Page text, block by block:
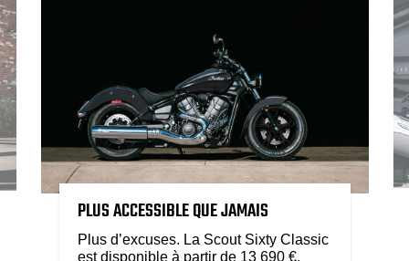
PLUS ACCESSIBLE QUE JAMAIS
Plus d’excuses. La Scout Sixty Classic
est disponible à partir de 13 690 €.